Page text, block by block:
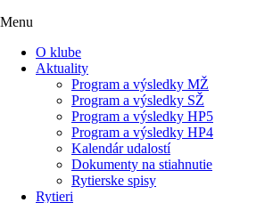
Menu
O klube
Aktuality
Program a výsledky MŽ
Program a výsledky SŽ
Program a výsledky HP5
Program a výsledky HP4
Kalendár udalostí
Dokumenty na stiahnutie
Rytierske spisy
Rytieri